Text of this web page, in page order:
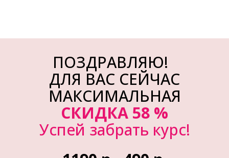
ПОЗДРАВЛЯЮ!
ДЛЯ ВАС СЕЙЧАС
МАКСИМАЛЬНАЯ
СКИДКА 58 %
Успей забрать курс!